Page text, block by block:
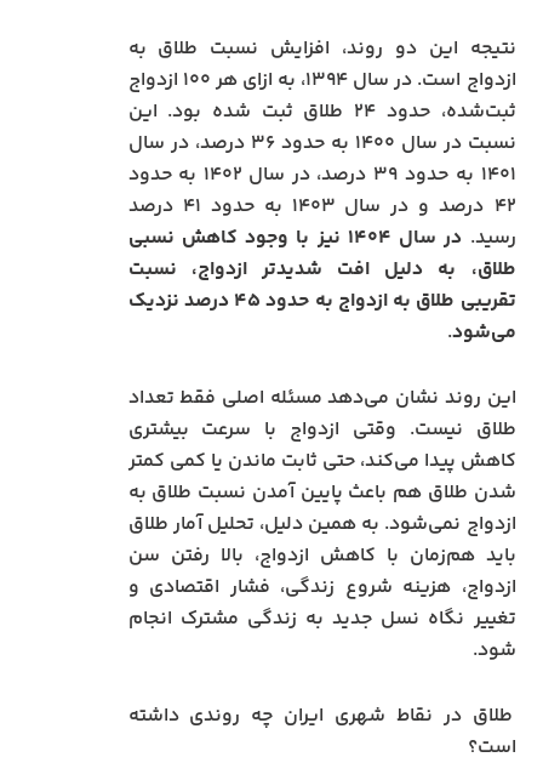
نتیجه این دو روند، افزایش نسبت طلاق به
ازدواج است. در سال ۱۳۹۴، به ازای هر ۱۰۰ ازدواج
ثبت‌شده، حدود ۲۴ طلاق ثبت شده بود. این
نسبت در سال ۱۴۰۰ به حدود ۳۶ درصد، در سال
۱۴۰۱ به حدود ۳۹ درصد، در سال ۱۴۰۲ به حدود
۴۲ درصد و در سال ۱۴۰۳ به حدود ۴۱ درصد
رسید.
در سال ۱۴۰۴ نیز با وجود کاهش نسبی
طلاق، به دلیل افت شدیدتر ازدواج، نسبت
تقریبی طلاق به ازدواج به حدود ۴۵ درصد نزدیک
می‌شود.
این روند نشان می‌دهد مسئله اصلی فقط تعداد
طلاق نیست. وقتی ازدواج با سرعت بیشتری
کاهش پیدا می‌کند، حتی ثابت ماندن یا کمی کمتر
شدن طلاق هم باعث پایین آمدن نسبت طلاق به
ازدواج نمی‌شود. به همین دلیل، تحلیل آمار طلاق
باید هم‌زمان با کاهش ازدواج، بالا رفتن سن
ازدواج، هزینه شروع زندگی، فشار اقتصادی و
تغییر نگاه نسل جدید به زندگی مشترک انجام
شود.
طلاق در نقاط شهری ایران چه روندی داشته
است؟